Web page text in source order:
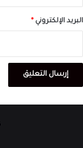
البريد الإلكتروني *